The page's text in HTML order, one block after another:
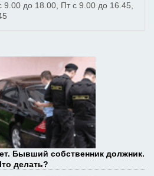
до 18.00, Пт с 9.00 до 16.45,
Бывший собственник должник.
делать?